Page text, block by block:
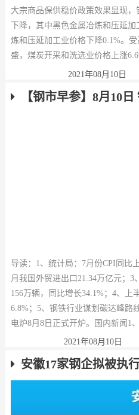
大宗商品保供稳价政策效果显现
下降，其中黑色金属冶炼和压延
炼和压延加工业价格下降0.1%。
盛，煤炭开采和洗选业价格上涨
2021年08月10日
【钢市早参】8月10日 钢铁行业谋划碳达
导读：1、统计局：7月份CPI同比
月我国外贸进出口21.34万亿元；
156万辆，同比增长34.1%；4、上
6.8%；5、钢铁行业谋划碳达峰路
电炉8月8日正式开炉。国内新闻1、
2021年08月10日
安徽17家钢企拟被执